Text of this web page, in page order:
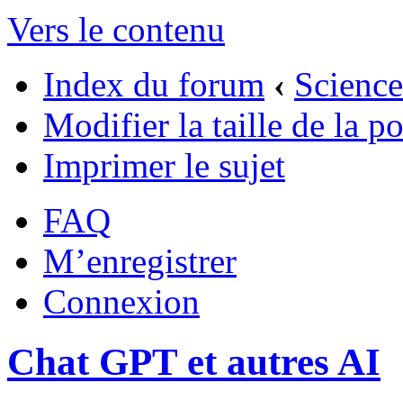
Vers le contenu
Index du forum ‹
Modifier la taille de la
Imprimer le sujet
FAQ
M’enregistrer
Connexion
Chat GPT et autres AI